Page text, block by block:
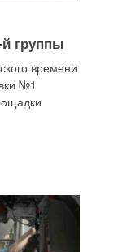
группы
времени
№1